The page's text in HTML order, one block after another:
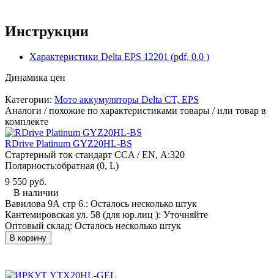
Инструкции
Характеристики Delta EPS 12201 (pdf, 0.0 )
Динамика цен
Категории: Мото аккумуляторы Delta CT, EPS
Аналоги / похожие по характеристиками товары / или товар в
комплекте
RDrive Platinum GYZ20HL-BS
Стартерный ток стандарт CCA / EN, А:320
Полярность:обратная (0, L)
9 550 руб.
В наличии
Вавилова 9А стр 6.: Осталось несколько штук
Кантемировская ул. 58 (для юр.лиц ): Уточняйте
Оптовый склад: Осталось несколько штук
В корзину